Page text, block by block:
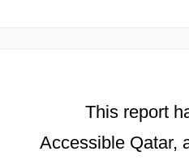
This report
Accessible Qatar,